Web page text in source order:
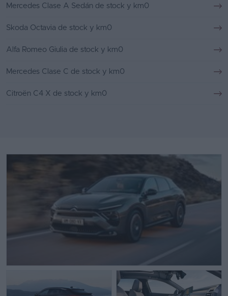
Mercedes Clase A Sedán de stock y km0
Skoda Octavia de stock y km0
Alfa Romeo Giulia de stock y km0
Mercedes Clase C de stock y km0
Citroën C4 X de stock y km0